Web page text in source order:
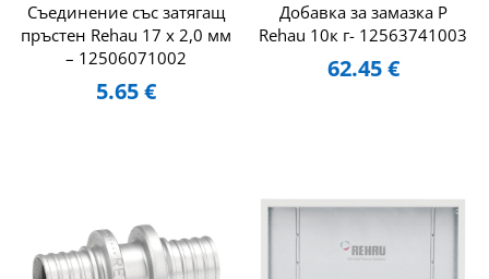
Съединение със затягащ
пръстен Rehau 17 x 2,0 мм
– 12506071002
5.65€
Добавка за замазка P
Rehau 10к г- 12563741003
62.45€